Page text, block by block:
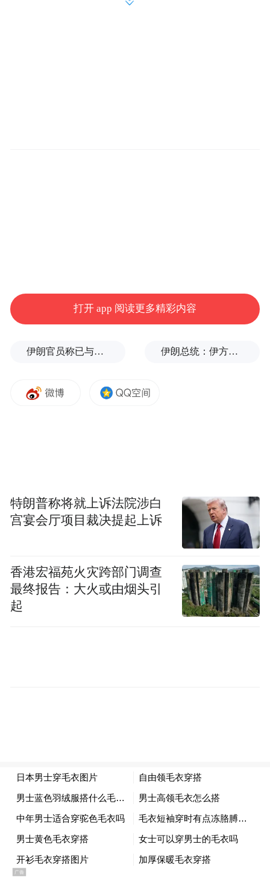
来。
打开 app 阅读更多精彩内容
伊朗官员称已与阿曼就霍尔木兹海峡通行问题明确总体框架 伊朗总统：伊方未在涉谅解备忘录的谈判中作任何让步
特朗普称将就上诉法院涉白
宫宴会厅项目裁决提起上诉
香港宏福苑火灾跨部门调查
最终报告：大火或由烟头引
起